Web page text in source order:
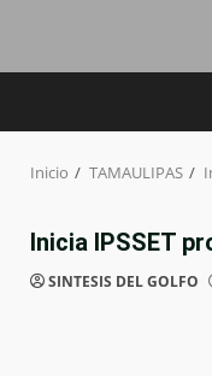
Inicio TAMAULIPAS
Inicia IPSSET
SINTESIS DEL GOLFO